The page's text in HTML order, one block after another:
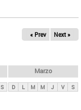
« Prev Next »
S
Marzo
D L M M J V S